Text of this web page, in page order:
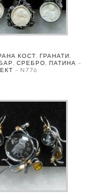
КОСТ, ГРАНАТИ,
СРЕБРО, ПАТИНА –
– N776